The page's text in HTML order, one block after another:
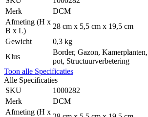
Merk
DCM
Afmeting (H x
B x L)
28 cm x 5,5 cm x 19,5 cm
Gewicht
0,3 kg
Klus
Border, Gazon,
pot, Structuurverbetering
Toon alle Specificaties
Alle Specificaties
SKU
1000282
Merk
DCM
Afmeting (H x